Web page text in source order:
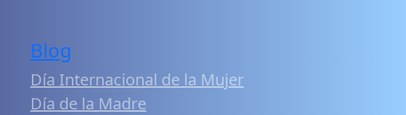
Blog
Día Internacional de la Mujer
Día de la Madre